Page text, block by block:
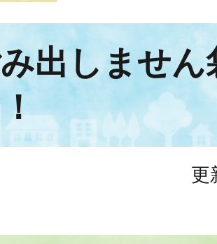
出しません
更